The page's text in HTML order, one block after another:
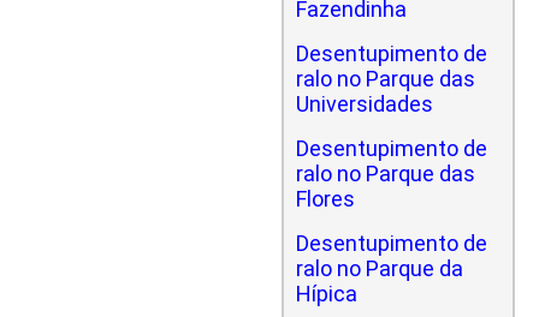
Fazendinha
Desentupimento de
ralo no Parque das
Universidades
Desentupimento de
ralo no Parque das
Flores
Desentupimento de
ralo no Parque da
Hípica